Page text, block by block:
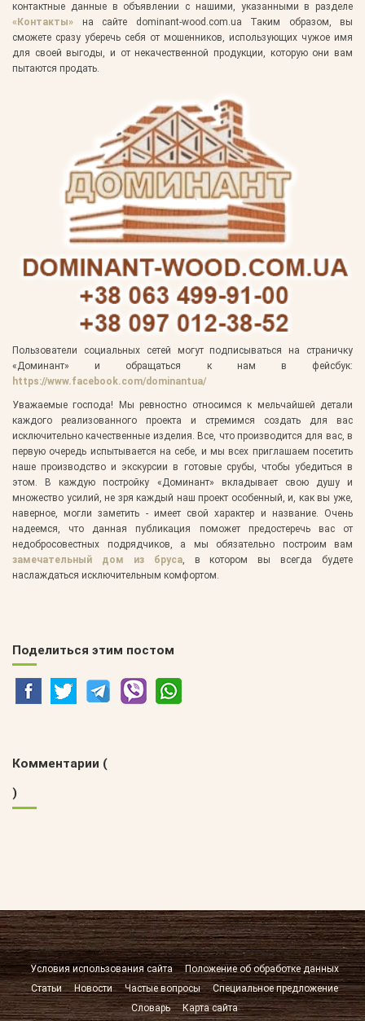
контактные данные в объявлении с нашими, указанными в разделе
«Контакты» на сайте dominant-wood.com.ua Таким образом, вы
сможете сразу уберечь себя от мошенников, использующих чужое имя
для своей выгоды, и от некачественной продукции, которую они вам
пытаются продать.
Пользователи социальных сетей могут подписываться на страничку
«Доминант» и обращаться к нам в фейсбук:
https://www.facebook.com/dominantua/
Уважаемые господа! Мы ревностно относимся к мельчайшей детали
каждого реализованного проекта и стремимся создать для вас
исключительно качественные изделия. Все, что производится для вас, в
первую очередь испытывается на себе, и мы всех приглашаем посетить
наше производство и экскурсии в готовые срубы, чтобы убедиться в
этом. В каждую постройку «Доминант» вкладывает свою душу и
множество усилий, не зря каждый наш проект особенный, и, как вы уже,
наверное, могли заметить - имеет свой характер и название. Очень
надеемся, что данная публикация поможет предостеречь вас от
недобросовестных подрядчиков, а мы обязательно построим вам
замечательный дом из бруса, в котором вы всегда будете
наслаждаться исключительным комфортом.
Поделиться этим постом
Комментарии (
)
Условия использования сайта
Положение об обработке данных
Статьи
Новости Частые вопросы
Специальное предложение
Словарь
Карта сайта